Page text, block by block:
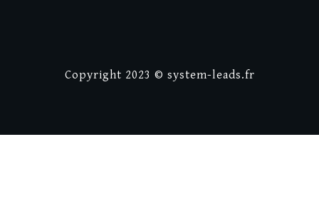
Copyright 2023 © system-leads.fr